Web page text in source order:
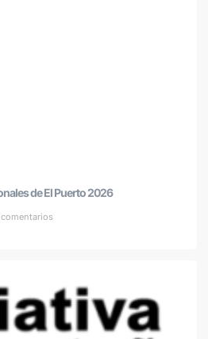
de El Puerto 2026